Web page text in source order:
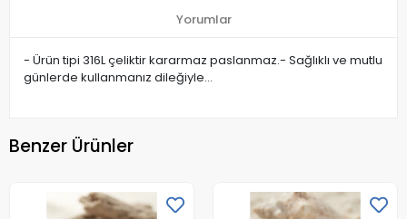
Yorumlar
- Ürün tipi 316L çeliktir kararmaz paslanmaz.- Sağlıklı ve mutlu
günlerde kullanmanız dileğiyle…
Benzer Ürünler